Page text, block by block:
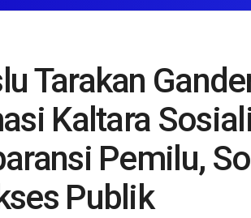
Tarakan
Kaltara
Pemilu,
Publik